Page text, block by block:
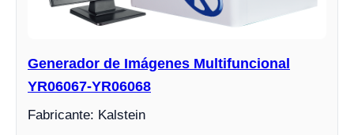
Generador de Imágenes Multifuncional
YR06067-YR06068
Fabricante: Kalstein